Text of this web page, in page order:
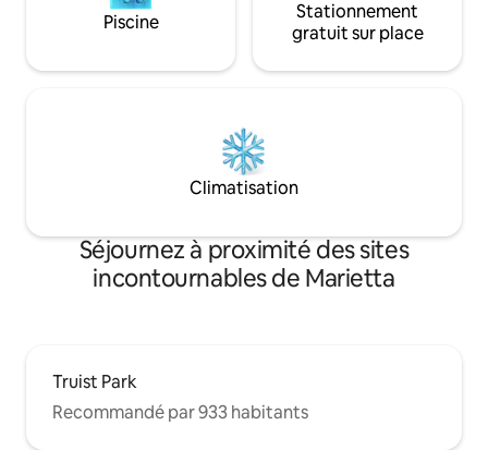
Piscine
Stationnement
gratuit sur place
Climatisation
Séjournez à proximité des sites
incontournables de Marietta
Truist Park
Recommandé par 933 habitants